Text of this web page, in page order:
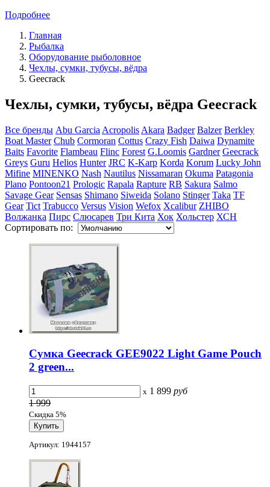
Подробнее
Главная
Рыбалка
Оборудование рыболовное
Чехлы, сумки, тубусы, вёдра
Geecrack
Чехлы, сумки, тубусы, вёдра Geecrack
Все бренды Abu Garcia Acropolis Akara Badger Balzer Berkley
Boat Master Chub Cormoran Cottus Crazy Fish Daiwa Dynamite
Baits Favorite Flambeau Flinc Forest G.Loomis Gardner Geecrack
Greys Guru Helios Hunter JRC K-Karp Korda Korum Lucky John
Mifine MINENKO Nash Nautilus Nissamaran Okuma Patagonia
Plano Pontoon21 Prologic Rapala Rapture RB Sakura Salmo
Savage Gear Sensas Shimano Siweida Solano Stinger Taka TF
Gear Tict Trabucco Versus Vision Wefox Xcalibur ZHIBO
Волжанка Пирс Слюсарев Три Кита Хок Хольстер ХСН
Сортировать по:
Сумка Geecrack GEE9022 Light Game Pouch
2 green...
x 1 899 руб
1 999
Скидка 5%
Артикул: 1944157